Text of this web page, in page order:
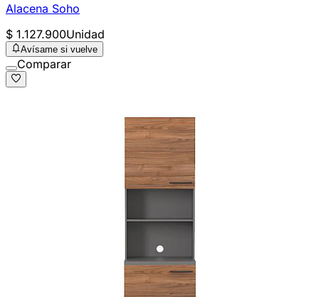
Alacena Soho
$ 1.127.900Unidad
Avísame si vuelve
Comparar